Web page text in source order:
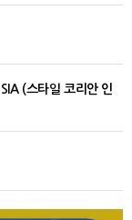
(스타일 코리안 인